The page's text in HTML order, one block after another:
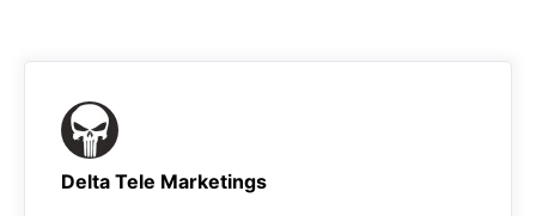
Delta Tele Marketings